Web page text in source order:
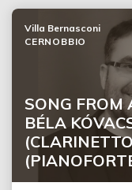
SONG FROM
BÉLA
Villa Bernasconi
CERNOBBIO